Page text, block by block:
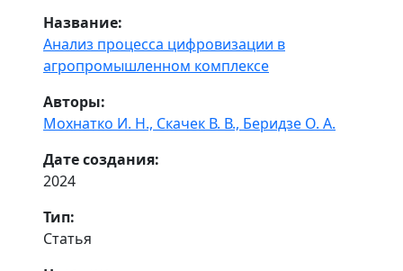
Название:
Анализ процесса цифровизации в
агропромышленном комплексе
Авторы:
Мохнатко И. Н., Скачек В. В., Беридзе О. А.
Дате создания:
2024
Тип:
Статья